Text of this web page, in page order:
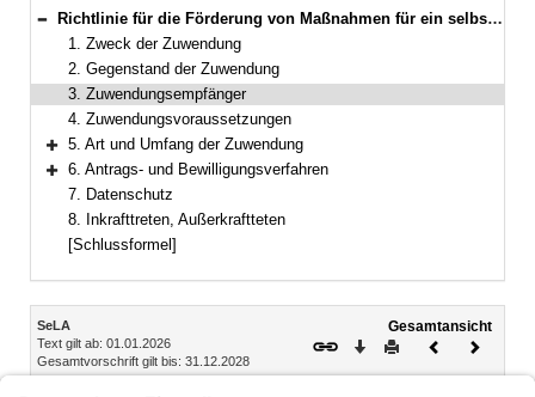
Bereich reduzieren
Richtlinie für die Förderung von Maßnahmen für ein selbstbestimmtes Leben im Alter
1. Zweck der Zuwendung
2. Gegenstand der Zuwendung
3. Zuwendungsempfänger
4. Zuwendungsvoraussetzungen
Bereich erweitern
5. Art und Umfang der Zuwendung
Bereich erweitern
6. Antrags- und Bewilligungsverfahren
7. Datenschutz
8. Inkrafttreten, Außerkraftteten
[Schlussformel]
Inhalt
SeLA
Text gilt ab: 01.01.2026
Gesamtvorschrift gilt bis: 31.12.2028
Gesamtansicht
Download
DruckenVorheriges